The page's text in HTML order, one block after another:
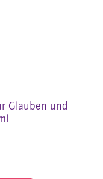
Glauben und